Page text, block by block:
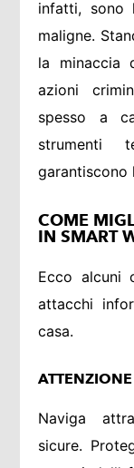
infatti, sono
maligne.
la minaccia
azioni
spesso a
strumenti
garantiscono
COME
IN SMART
Ecco alcuni
attacchi
casa.
Naviga
sicure.